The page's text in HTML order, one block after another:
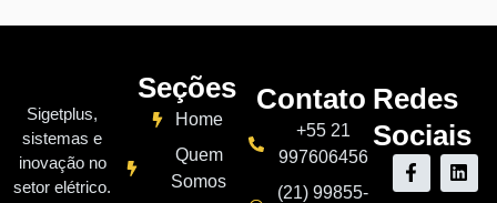
Sigetplus,
sistemas e
inovação no
setor elétrico.
Seções
Home
Quem
Somos
Contato
+55 21
997606456
(21) 99855-
Redes
Sociais